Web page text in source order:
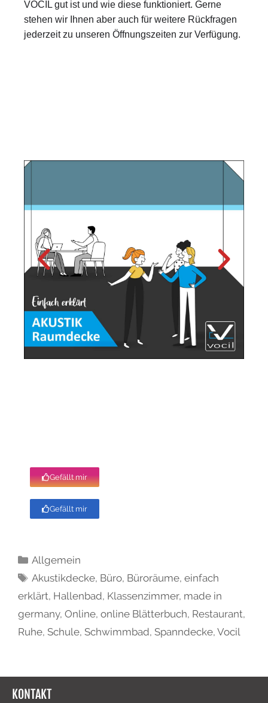
VOCIL gut ist und wie diese funktioniert. Gerne
stehen wir Ihnen aber auch für weitere Rückfragen
jederzeit zu unseren Öffnungszeiten zur Verfügung.
Gefällt mir
Gefällt mir
Allgemein
Akustikdecke, Büro, Büroräume,einfach
erklärt, Hallenbad, Klassenzimmer, made in
germany, Online, online Blätterbuch, Restaurant,
Ruhe, Schule, Schwimmbad, Spanndecke, Vocil
KONTAKT